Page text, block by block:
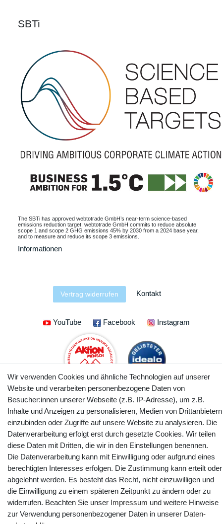
SBTi
The SBTi has approved webtotrade GmbH’s near-term science-based
emissions reduction target: webtotrade GmbH commits to reduce absolute
scope 1 and scope 2 GHG emissions 45% by 2030 from a 2024 base year,
and to measure and reduce its scope 3 emissions.
Informationen
Vertrag widerrufen Kontakt
YouTube Facebook Instagram
© Copyright 2025 webtotrade GmbH. Alle Rechte vorbehalten.
Wir verwenden Cookies und ähnliche Technologien auf unserer
Website und verarbeiten personenbezogene Daten von
Besucher:innen unserer Webseite (z.B. IP-Adresse), um z.B.
Inhalte und Anzeigen zu personalisieren, Medien von Drittanbietern
einzubinden oder Zugriffe auf unsere Website zu analysieren. Die
Datenverarbeitung erfolgt erst durch gesetzte Cookies. Wir teilen
diese Daten mit Dritten, die wir in den Einstellungen benennen.
Die Datenverarbeitung kann mit Einwilligung oder aufgrund eines
berechtigten Interesses erfolgen. Die Zustimmung kann erteilt oder
abgelehnt werden. Es besteht das Recht, nicht einzuwilligen und
die Einwilligung zu einem späteren Zeitpunkt zu ändern oder zu
widerrufen. Beachten Sie unser Impressum und weitere Hinweise
zur Verwendung personenbezogener Daten in unserer Daten­